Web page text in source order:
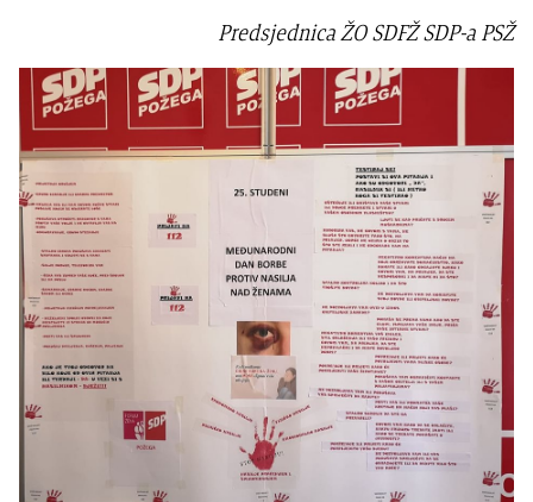
Predsjednica ŽO SDFŽ SDP-a PSŽ